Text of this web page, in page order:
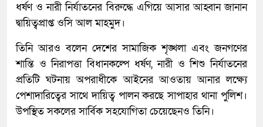
ধর্ষণ ও নারী নির্যাতনের বিরুদ্ধে এগিয়ে আসার আহ্বান জানান
দ্বায়িত্বপ্রাপ্ত ওসি আল মাহমুদ।
তিনি আরও বলেন দেশের সামাজিক শৃঙ্খলা এবং জনগণের
শান্তি ও নিরাপত্তা বিধানকল্পে ধর্ষণ, নারী ও শিশু নির্যাতনের
প্রতিটি ঘটনায় অপরাধীকে আইনের আওতায় আনার লক্ষ্যে
পেশাদারিত্বের সাথে দায়িত্ব পালন করছে সাপাহার থানা পুলিশ।
উপস্থিত সকলের সার্বিক সহযোগিতা চেয়েছেনও তিনি।